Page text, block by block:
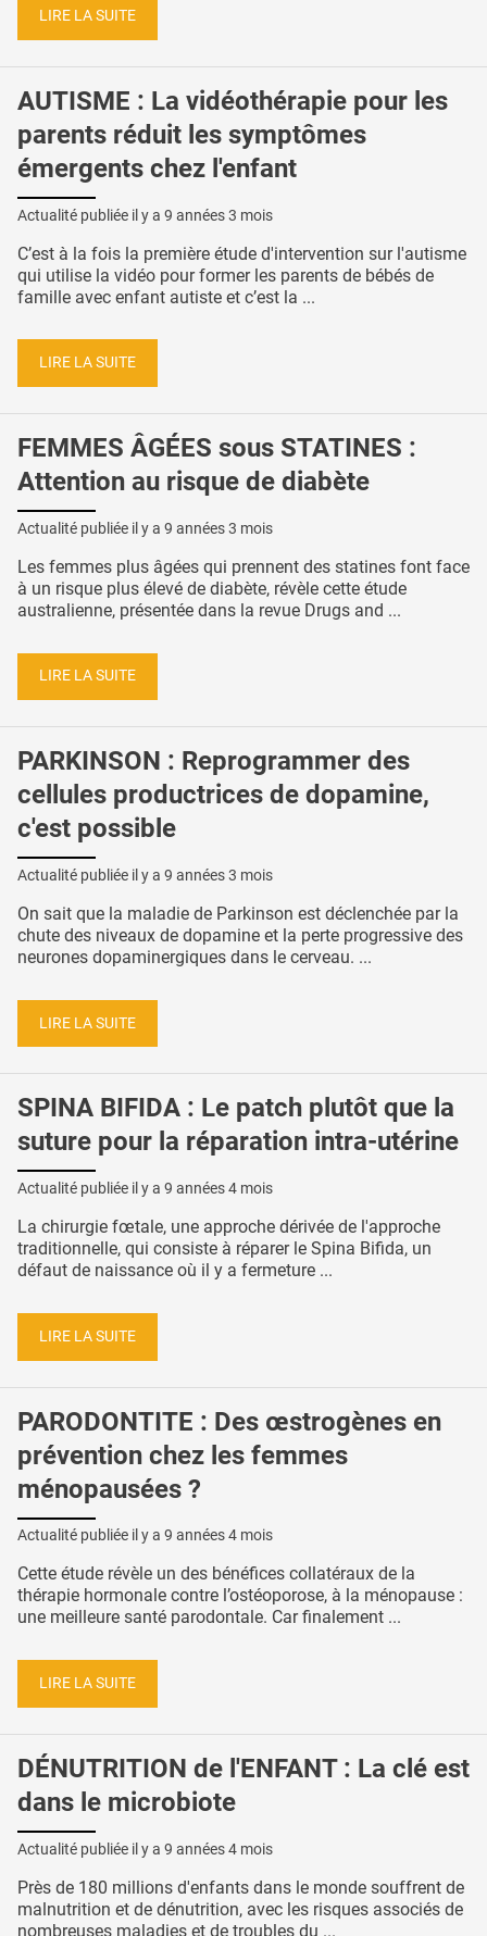
LIRE LA SUITE
AUTISME : La vidéothérapie pour les
parents réduit les symptômes
émergents chez l'enfant
Actualité publiée il y a 9 années 3 mois
C’est à la fois la première étude d'intervention sur l'autisme
qui utilise la vidéo pour former les parents de bébés de
famille avec enfant autiste et c’est la ...
LIRE LA SUITE
FEMMES ÂGÉES sous STATINES :
Attention au risque de diabète
Actualité publiée il y a 9 années 3 mois
Les femmes plus âgées qui prennent des statines font face
à un risque plus élevé de diabète, révèle cette étude
australienne, présentée dans la revue Drugs and ...
LIRE LA SUITE
PARKINSON : Reprogrammer des
cellules productrices de dopamine,
c'est possible
Actualité publiée il y a 9 années 3 mois
On sait que la maladie de Parkinson est déclenchée par la
chute des niveaux de dopamine et la perte progressive des
neurones dopaminergiques dans le cerveau. ...
LIRE LA SUITE
SPINA BIFIDA : Le patch plutôt que la
suture pour la réparation intra-utérine
Actualité publiée il y a 9 années 4 mois
La chirurgie fœtale, une approche dérivée de l'approche
traditionnelle, qui consiste à réparer le Spina Bifida, un
défaut de naissance où il y a fermeture ...
LIRE LA SUITE
PARODONTITE : Des œstrogènes en
prévention chez les femmes
ménopausées ?
Actualité publiée il y a 9 années 4 mois
Cette étude révèle un des bénéfices collatéraux de la
thérapie hormonale contre l’ostéoporose, à la ménopause :
une meilleure santé parodontale. Car finalement ...
LIRE LA SUITE
DÉNUTRITION de l'ENFANT : La clé est
dans le microbiote
Actualité publiée il y a 9 années 4 mois
Près de 180 millions d'enfants dans le monde souffrent de
malnutrition et de dénutrition, avec les risques associés de
nombreuses maladies et de troubles du ...